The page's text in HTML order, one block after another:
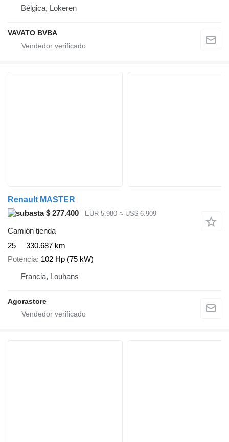
Bélgica, Lokeren
VAVATO BVBA
Renault MASTER
$ 277.400
EUR 5.980 ≈ US$ 6.909
Camión tienda
25
330.687 km
Potencia 102 Hp (75 kW)
Francia, Louhans
Agorastore